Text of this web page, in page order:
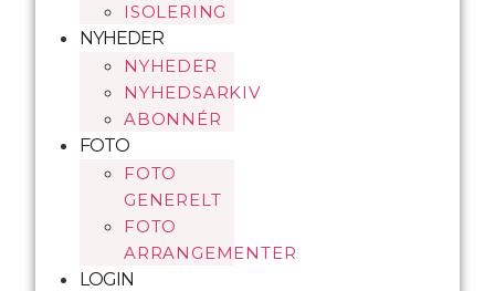
ISOLERING
NYHEDER
NYHEDER
NYHEDSARKIV
ABONNÉR
FOTO
FOTO
GENERELT
FOTO
ARRANGEMENTER
LOGIN